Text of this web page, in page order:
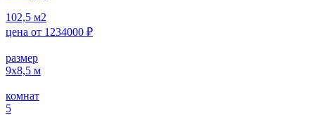
102,5 м2
цена от 1234000 ₽
размер
9х8,5 м
комнат
5